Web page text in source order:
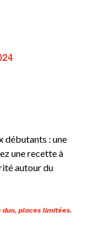
débutants : une
une recette à
autour du
duo, places limitées.